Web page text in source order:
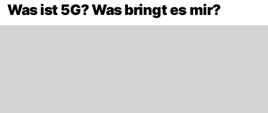
Was ist 5G? Was bringt es mir?